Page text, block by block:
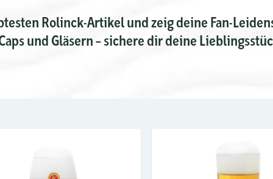
Rolinck-Artikel und zeig deine Fan-
und Gläsern – sichere dir deine